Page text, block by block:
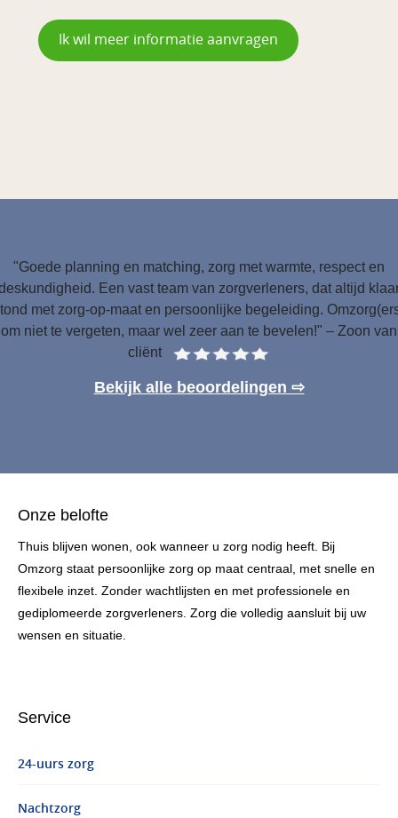
Ik wil meer informatie aanvragen
"Goede planning en matching, zorg met warmte, respect en
Een vast team van zorgverleners, dat altijd
met zorg-op-maat en persoonlijke begeleiding.
om niet te vergeten, maar wel zeer aan te bevelen!" – Zoon van
cliënt
Bekijk alle beoordelingen ⇨
Onze belofte
Thuis blijven wonen, ook wanneer u zorg nodig heeft. Bij
Omzorg staat persoonlijke zorg op maat centraal, met snelle en
flexibele inzet. Zonder wachtlijsten en met professionele en
gediplomeerde zorgverleners. Zorg die volledig aansluit bij uw
wensen en situatie.
Service
24-uurs zorg
Nachtzorg